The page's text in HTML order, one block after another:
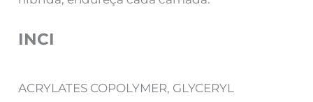
INCI
ACRYLATES COPOLYMER, GLYCERYL